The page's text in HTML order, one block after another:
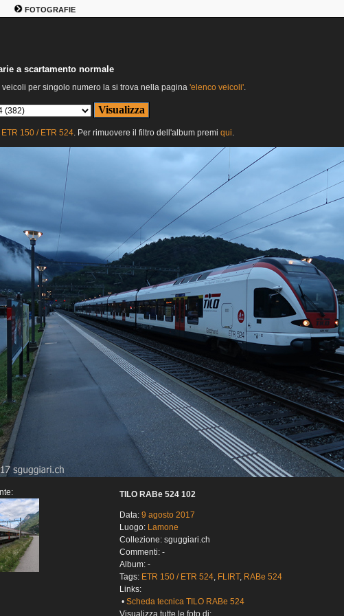
FOTOGRAFIE
a scartamento normale
per singolo numero la si trova nella pagina 'elenco veicoli'.
ETR 150 / ETR 524. Per rimuovere il filtro dell'album premi qui.
TILO RABe 524 102
Data: 9 agosto 2017
Luogo: Lamone
Collezione: sguggiari.ch
Commenti: -
Album: -
Tags: ETR 150 / ETR 524, FLIRT, RABe 524
Links:
• Scheda tecnica TILO RABe 524